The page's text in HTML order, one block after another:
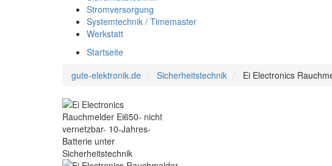
Stromversorgung
Systemtechnik / Timemaster
Werkstatt
Startseite
gute-elektronik.de
Sicherheitstechnik Ei Electronics